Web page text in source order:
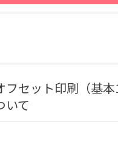
フセット印刷（基本
いて